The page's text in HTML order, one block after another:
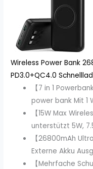
Wireless Power Bank
PD3.0+QC4.0
【7 in 1
power bank Mit 1
【15W Max
unterstützt 5W,
【26800mAh
Externe Akku
【Mehrfache